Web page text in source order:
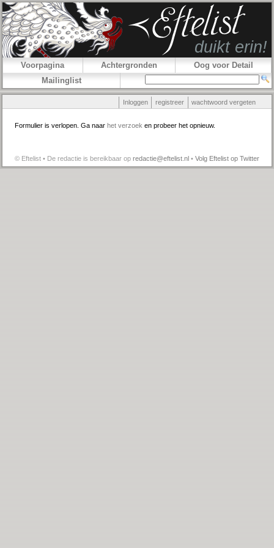
Voorpagina Achtergronden
Oog voor Detail
Mailinglist
Inloggen registreer wachtwoord vergeten
Formulier is verlopen. Ga naar het verzoek en probeer het opnieuw.
© Eftelist • De redactie is bereikbaar op redactie@eftelist.nl • Volg Eftelist op Twitter